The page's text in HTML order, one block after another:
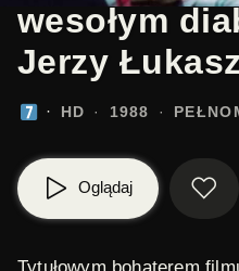
wesołym
Jerzy
HD 1988
Oglądaj